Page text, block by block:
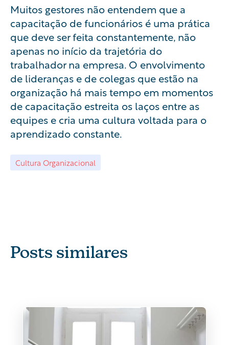
Muitos gestores não entendem que a
capacitação de funcionários é uma prática
que deve ser feita constantemente, não
apenas no início da trajetória do
trabalhador na empresa. O envolvimento
de lideranças e de colegas que estão na
organização há mais tempo em momentos
de capacitação estreita os laços entre as
equipes e cria uma cultura voltada para o
aprendizado constante.
Cultura Organizacional
Posts similares